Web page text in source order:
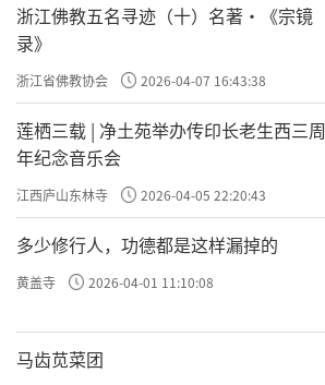
浙江佛教五名寻迹（十）名著·《宗镜
录》
浙江省佛教协会 2026-04-07 16:43:38
莲栖三载 | 净土苑举办传印长老生西三周
年纪念音乐会
江西庐山东林寺 2026-04-05 22:20:43
多少修行人，功德都是这样漏掉的
黄盖寺 2026-04-01 11:10:08
马齿苋菜团